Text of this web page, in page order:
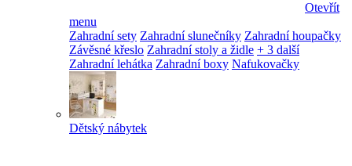
Otevřít
menu
Zahradní sety Zahradní slunečníky Zahradní houpačky
Závěsné křeslo Zahradní stoly a židle + 3 další
Zahradní lehátka Zahradní boxy Nafukovačky
Dětský nábytek